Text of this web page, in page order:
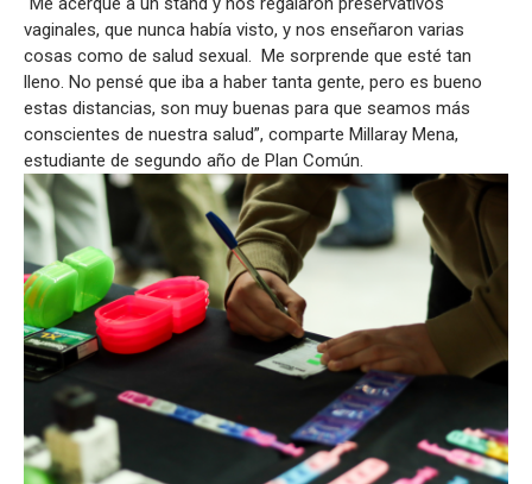
vaginales, que nunca había visto, y nos enseñaron varias
cosas como de salud sexual. Me sorprende que esté tan
lleno. No pensé que iba a haber tanta gente, pero es bueno
estas distancias, son muy buenas para que seamos más
conscientes de nuestra salud”, comparte Millaray Mena,
estudiante de segundo año de Plan Común.